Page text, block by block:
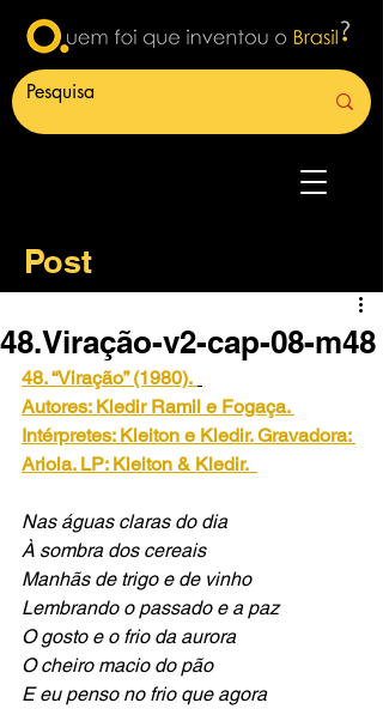
Post
48.Viração-v2-cap-08-m48
48. “Viração” (1980).
Autores: Kledir Ramil e Fogaça.
Intérpretes: Kleiton e Kledir. Gravadora:
Ariola. LP: Kleiton & Kledir.
Nas águas claras do dia
À sombra dos cereais
Manhãs de trigo e de vinho
Lembrando o passado e a paz
O gosto e o frio da aurora
O cheiro macio do pão
E eu penso no frio que agora